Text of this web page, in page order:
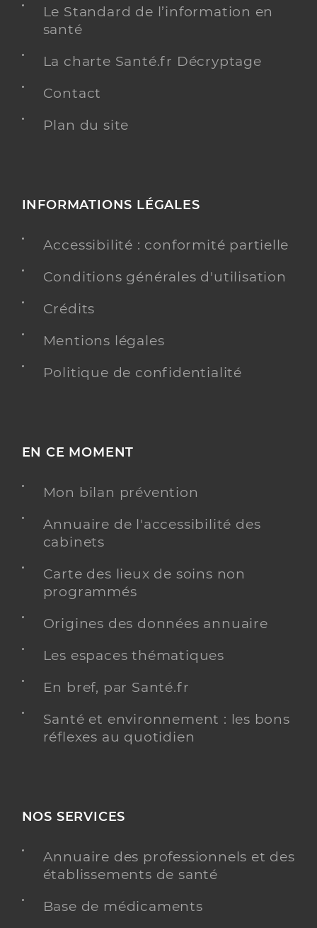
Le Standard de l’information en
santé
La charte Santé.fr Décryptage
Contact
Plan du site
INFORMATIONS LÉGALES
Accessibilité : conformité partielle
Conditions générales d'utilisation
Crédits
Mentions légales
Politique de confidentialité
EN CE MOMENT
Mon bilan prévention
Annuaire de l'accessibilité des
cabinets
Carte des lieux de soins non
programmés
Origines des données annuaire
Les espaces thématiques
En bref, par Santé.fr
Santé et environnement : les bons
réflexes au quotidien
NOS SERVICES
Annuaire des professionnels et des
établissements de santé
Base de médicaments